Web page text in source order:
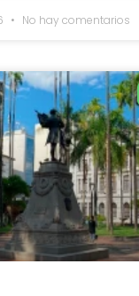
No hay comentarios